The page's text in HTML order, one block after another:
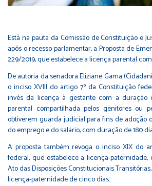
Está na pauta da Comissão de Constituição e
após o recesso parlamentar, a Proposta de
229/2019, que estabelece a licença parental
De autoria da senadora Eliziane Gama
o inciso XVIII do artigo 7º da Constituição
invés da licença à gestante com a duração
parental compartilhada pelos genitores ou
obtiverem guarda judicial para fins de adoção
do emprego e do salário, com duração de 180
A proposta também revoga o inciso XIX do
federal, que estabelece a licença-paternidade,
Ato das Disposições Constitucionais
licença-paternidade de cinco dias.